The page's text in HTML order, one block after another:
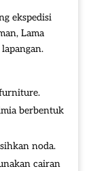
ekspedisi
Lama
berbentuk
noda.
cairan